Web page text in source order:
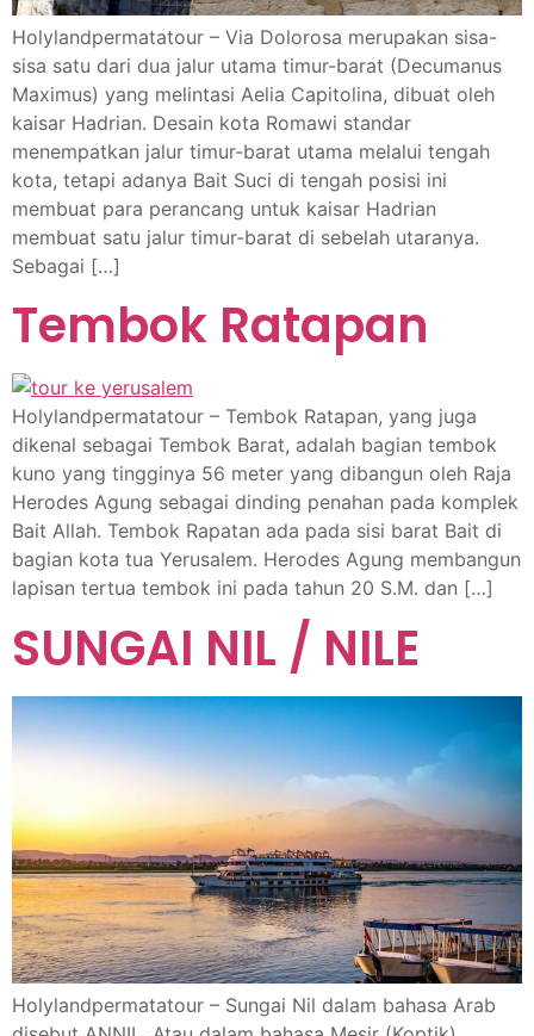
Holylandpermatatour – Via Dolorosa merupakan sisa-
sisa satu dari dua jalur utama timur-barat (Decumanus
Maximus) yang melintasi Aelia Capitolina, dibuat oleh
kaisar Hadrian. Desain kota Romawi standar
menempatkan jalur timur-barat utama melalui tengah
kota, tetapi adanya Bait Suci di tengah posisi ini
membuat para perancang untuk kaisar Hadrian
membuat satu jalur timur-barat di sebelah utaranya.
Sebagai […]
Tembok Ratapan
Holylandpermatatour – Tembok Ratapan, yang juga
dikenal sebagai Tembok Barat, adalah bagian tembok
kuno yang tingginya 56 meter yang dibangun oleh Raja
Herodes Agung sebagai dinding penahan pada komplek
Bait Allah. Tembok Rapatan ada pada sisi barat Bait di
bagian kota tua Yerusalem. Herodes Agung membangun
lapisan tertua tembok ini pada tahun 20 S.M. dan […]
SUNGAI NIL / NILE
Holylandpermatatour – Sungai Nil dalam bahasa Arab